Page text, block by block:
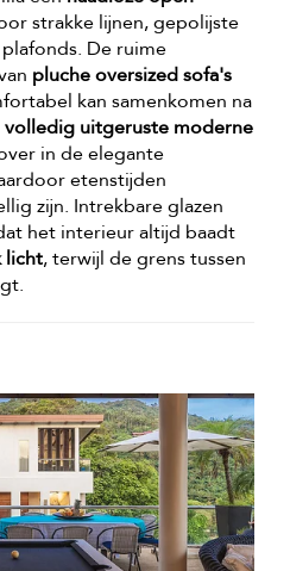
strakke lijnen, gepolijste
De ruime
pluche oversized sofa's
kan samenkomen na
volledig uitgeruste moderne
in de elegante
etenstijden
zijn. Intrekbare glazen
het interieur altijd baadt
licht, terwijl de grens tussen